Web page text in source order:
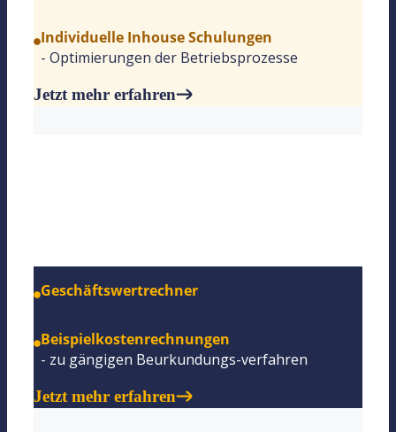
Individuelle Inhouse Schulungen
- Optimierungen der Betriebsprozesse
Jetzt mehr erfahren
Geschäftswertrechner
Beispielkostenrechnungen
- zu gängigen Beurkundungs-verfahren
Jetzt mehr erfahren